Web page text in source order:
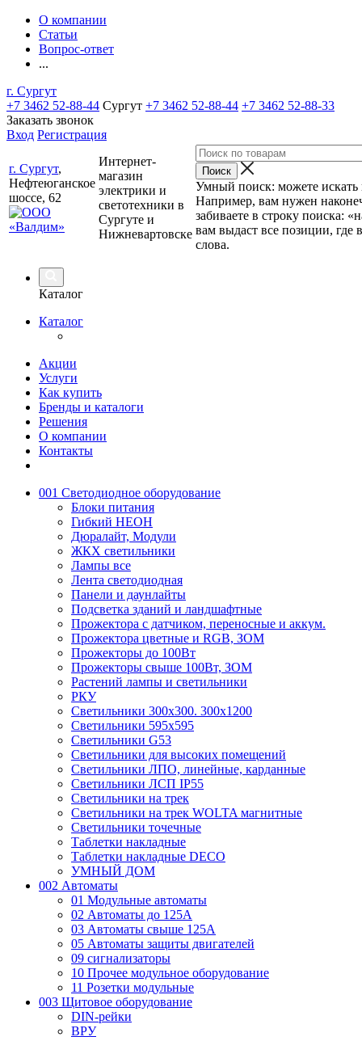
О компании
Статьи
Вопрос-ответ
...
г. Сургут
+7 3462 52-88-44 Сургут +7 3462 52-88-44 +7 3462 52-88-33
Заказать звонок
Вход Регистрация
г. Сургут,
Нефтеюганское
шоссе, 62
Интернет-
магазин
электрики и
светотехники в
Сургуте и
Нижневартовске
Умный поиск: можете искать
Например, вам нужен
забиваете в строку поиска:
вам выдаст все позиции, где
слова.
Каталог
Каталог
Акции
Услуги
Как купить
Бренды и каталоги
Решения
О компании
Контакты
001 Светодиодное оборудование
Блоки питания
Гибкий НЕОН
Дюралайт, Модули
ЖКХ светильники
Лампы все
Лента светодиодная
Панели и даунлайты
Подсветка зданий и ландшафтные
Прожектора с датчиком, переносные и аккум.
Прожектора цветные и RGB, ЗОМ
Прожекторы до 100Вт
Прожекторы свыше 100Вт, ЗОМ
Растений лампы и светильники
РКУ
Светильники 300х300. 300х1200
Светильники 595х595
Светильники G53
Светильники для высоких помещений
Светильники ЛПО, линейные, карданные
Светильники ЛСП IP55
Светильники на трек
Светильники на трек WOLTA магнитные
Светильники точечные
Таблетки накладные
Таблетки накладные DECO
УМНЫЙ ДОМ
002 Автоматы
01 Модульные автоматы
02 Автоматы до 125А
03 Автоматы свыше 125А
05 Автоматы защиты двигателей
09 сигнализаторы
10 Прочее модульное оборудование
11 Розетки модульные
003 Щитовое оборудование
DIN-рейки
ВРУ